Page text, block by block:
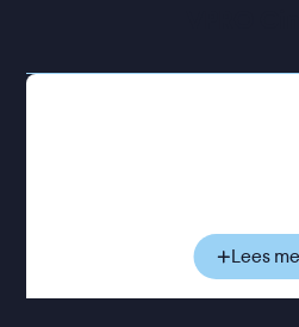
Céline kijkt uit naar de komst
plek verdient in het leven
dat proces wordt ze
te verzamelen die
Lees